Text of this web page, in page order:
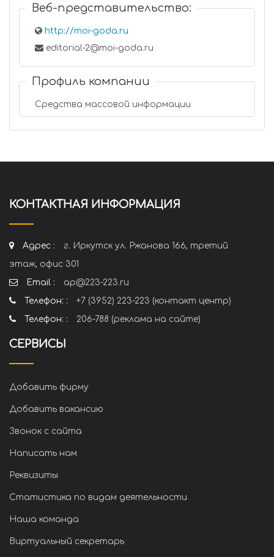
Веб-представительство:
http://moi-goda.ru
editorial-2@moi-goda.ru
Профиль компании
Средства массовой информации
КОНТАКТНАЯ ИНФОРМАЦИЯ
Адрес :
г. Иркутск ул. Ржанова 166, третий
этаж, офис 301
Email :
ap@223-223.ru
Телефон: :
+7 (3952) 223-223 (контакт центр)
Телефон: :
206-788 (реклама на сайте)
СЕРВИСЫ
Добавить фирму
Добавить вакансию
Звонок с сайта
Написать нам
Реквизиты
Статистика по видам деятельности
Наша команда
Виртуальный секретарь